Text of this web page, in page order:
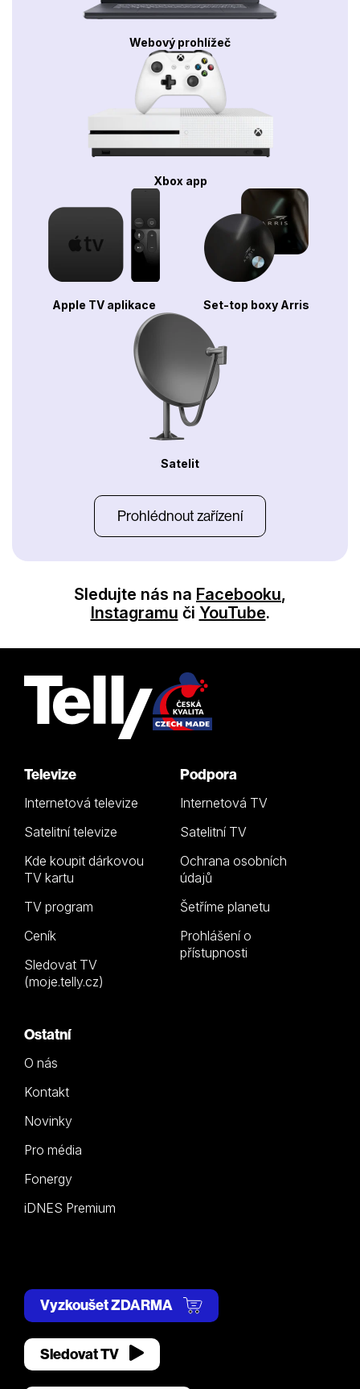
Webový prohlížeč
Xbox app
Apple TV aplikace Set-top boxy Arris
Satelit
Prohlédnout zařízení
Sledujte nás na Facebooku,
Instagramu či YouTube.
Televize
Internetová televize
Satelitní televize
Kde koupit dárkovou
TV kartu
TV program
Ceník
Sledovat TV
(moje.telly.cz)
Podpora
Internetová TV
Satelitní TV
Ochrana osobních
údajů
Šetříme planetu
Prohlášení o
přístupnosti
Ostatní
O nás
Kontakt
Novinky
Pro média
Fonergy
iDNES Premium
Vyzkoušet ZDARMA
Sledovat TV